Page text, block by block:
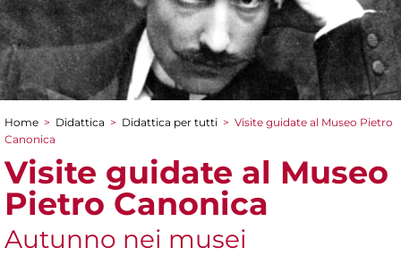
Tu sei qui
Home > Didattica > Didattica per tutti > Visite guidate al Museo Pietro
Canonica
Visite guidate al Museo
Pietro Canonica
Autunno nei musei